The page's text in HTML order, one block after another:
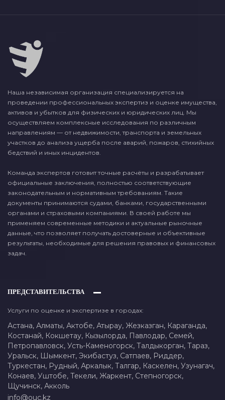
Наша независимая организация специализируется на
проведении профессиональных экспертиз и оценке имущества,
активов и убытков для физических и юридических лиц. Мы
осуществляем комплексные исследования по различным
направлениям — от недвижимости, транспорта и земельных
участков до анализа ущерба после аварий, пожаров, стихийных
бедствий и иных инцидентов.
Команда экспертов готовит точные расчёты и разрабатывает
официальные заключения, полностью соответствующие
законодательным и нормативным требованиям. Такие
документы принимаются судами, банками, государственными
органами и страховыми компаниями. В своей работе мы
применяем современные методики и актуальные рыночные
данные, что позволяет получать достоверные и объективные
результаты, необходимые для решения правовых и финансовых
задач.
ПРЕДСТАВИТЕЛЬСТВА
Услуги по оценке и экспертизе в городах:
Астана, Алматы, Актобе, Атырау, Жезказган, Караганда,
Костанай, Кокшетау, Кызылорда, Павлодар, Семей,
Петропавловск, Усть-Каменогорск, Талдыкорган, Тараз,
Уральск, Шымкент, Экибастуз, Сатпаев, Риддер,
Туркестан, Рудный, Аркалык, Талгар, Каскелен, Узунагач,
Конаев, Уштобе, Текели, Жаркент, Степногорск,
Щучинск, Акколь
info@ouc.kz